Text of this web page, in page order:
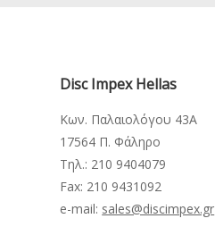
Disc Impex Hellas
Κων. Παλαιολόγου 43Α
17564 Π. Φάληρο
Τηλ.: 210 9404079
Fax: 210 9431092
e-mail: sales@discimpex.gr